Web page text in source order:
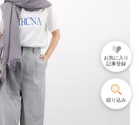
お気に入り
記事登録
絞り込み